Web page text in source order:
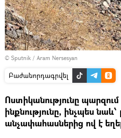
© Sputnik / Aram Nersesyan
Բաժանորդագրվել
Ոստիկանությունը
ինքնությունը, ինչպես նաև՝
անչափահասներից ով է